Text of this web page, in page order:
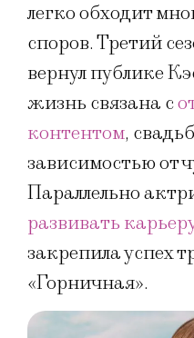
легко обходит
споров. Третий
вернул публике
жизнь связана с
контентом,
зависимостью от
Параллельно
развивать
закрепила успех
«Горничная».